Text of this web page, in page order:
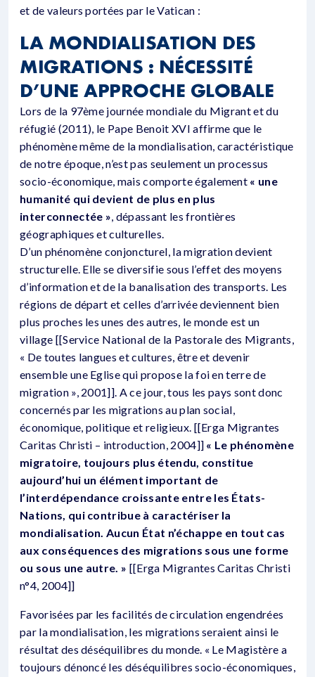
et de valeurs portées par le Vatican :
LA MONDIALISATION DES
MIGRATIONS : NÉCESSITÉ
D’UNE APPROCHE GLOBALE
Lors de la 97ème journée mondiale du Migrant et du
réfugié (2011), le Pape Benoit XVI affirme que le
phénomène même de la mondialisation, caractéristique
de notre époque, n’est pas seulement un processus
socio-économique, mais comporte également « une
humanité qui devient de plus en plus
interconnectée », dépassant les frontières
géographiques et culturelles.
D’un phénomène conjoncturel, la migration devient
structurelle. Elle se diversifie sous l’effet des moyens
d’information et de la banalisation des transports. Les
régions de départ et celles d’arrivée deviennent bien
plus proches les unes des autres, le monde est un
village [[Service National de la Pastorale des Migrants,
« De toutes langues et cultures, être et devenir
ensemble une Eglise qui propose la foi en terre de
migration », 2001]]. A ce jour, tous les pays sont donc
concernés par les migrations au plan social,
économique, politique et religieux. [[Erga Migrantes
Caritas Christi – introduction, 2004]] « Le phénomène
migratoire, toujours plus étendu, constitue
aujourd’hui un élément important de
l’interdépendance croissante entre les États-
Nations, qui contribue à caractériser la
mondialisation. Aucun État n’échappe en tout cas
aux conséquences des migrations sous une forme
ou sous une autre. » [[Erga Migrantes Caritas Christi
n°4, 2004]]
Favorisées par les facilités de circulation engendrées
par la mondialisation, les migrations seraient ainsi le
résultat des déséquilibres du monde. « Le Magistère a
toujours dénoncé les déséquilibres socio-économiques,